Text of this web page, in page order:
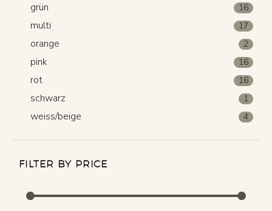
grün 16
multi 17
orange 2
pink 16
rot 16
schwarz 1
weiss/beige 4
FILTER BY PRICE